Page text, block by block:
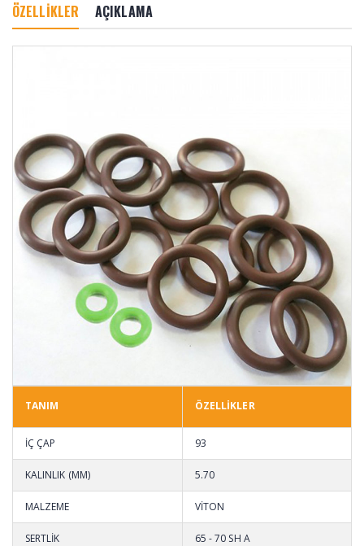
ÖZELLİKLER AÇIKLAMA
TANIM ÖZELLİKLER
İÇ ÇAP 93
KALINLIK (MM) 5.70
MALZEME VİTON
SERTLİK 65 - 70 SH A